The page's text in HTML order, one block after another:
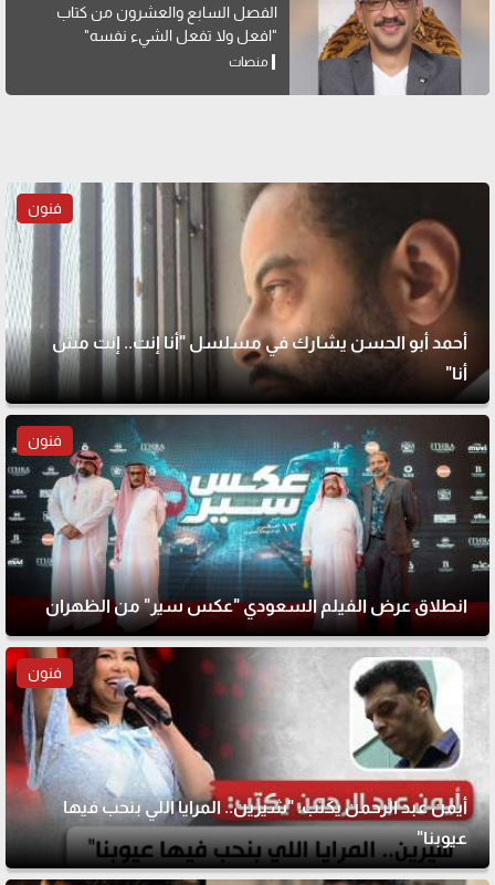
الفصل السابع والعشرون من كتاب
"افعل ولا تفعل الشيء نفسه"
منصات
فنون
أحمد أبو الحسن يشارك في مسلسل "أنا إنت.. إنت مش
أنا"
فنون
انطلاق عرض الفيلم السعودي "عكس سير" من الظهران
فنون
أيمن عبد الرحمن يكتب: "شيرين.. المرايا اللي بنحب فيها
عيوبنا"